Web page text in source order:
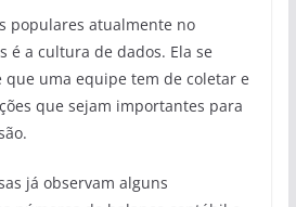
populares atualmente no
é a cultura de dados. Ela se
que uma equipe tem de coletar e
que sejam importantes para
já observam alguns